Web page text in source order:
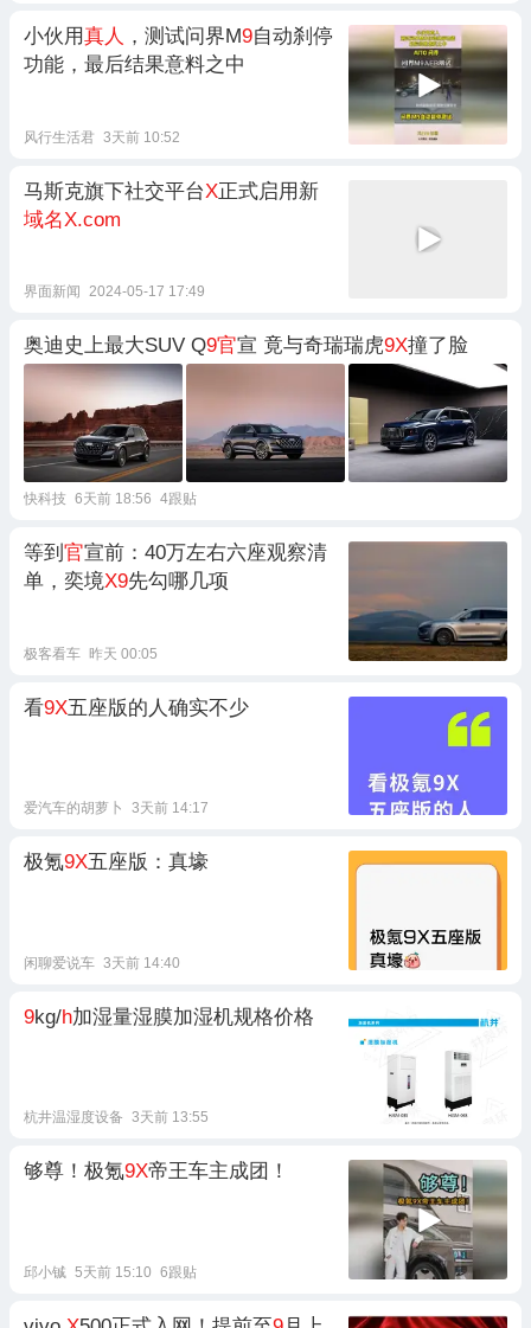
小伙用真人 ，测试问界M9自动刹停
功能，最后结果意料之中
风行生活君 3天前 10:52
马斯克旗下社交平台X正式启用新
域名X.com
界面新闻 2024-05-17 17:49
奥迪史上最大SUV Q9官宣 竟与奇瑞瑞虎9X撞了脸
快科技 6天前 18:56 4跟贴
等到 官宣前：40万左右六座观察清
单，奕境X9先勾哪几项
极客看车 昨天 00:05
看9X五座版的人确实不少
爱汽车的胡萝卜 3天前 14:17
极氪9X五座版：真壕
闲聊爱说车 3天前 14:40
9kg/h加湿量湿膜加湿机规格价格
杭井温湿度设备 3天前 13:55
够尊！极氪9X帝王车主成团！
邱小铖 5天前 15:10 6跟贴